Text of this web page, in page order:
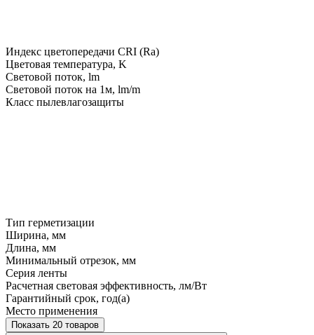
Индекс цветопередачи CRI (Ra)
Цветовая температура, K
Световой поток, lm
Световой поток на 1м, lm/m
Класс пылевлагозащиты
Тип герметизации
Ширина, мм
Длина, мм
Минимальный отрезок, мм
Серия ленты
Расчетная световая эффективность, лм/Вт
Гарантийный срок, год(а)
Место применения
Показать 20 товаров